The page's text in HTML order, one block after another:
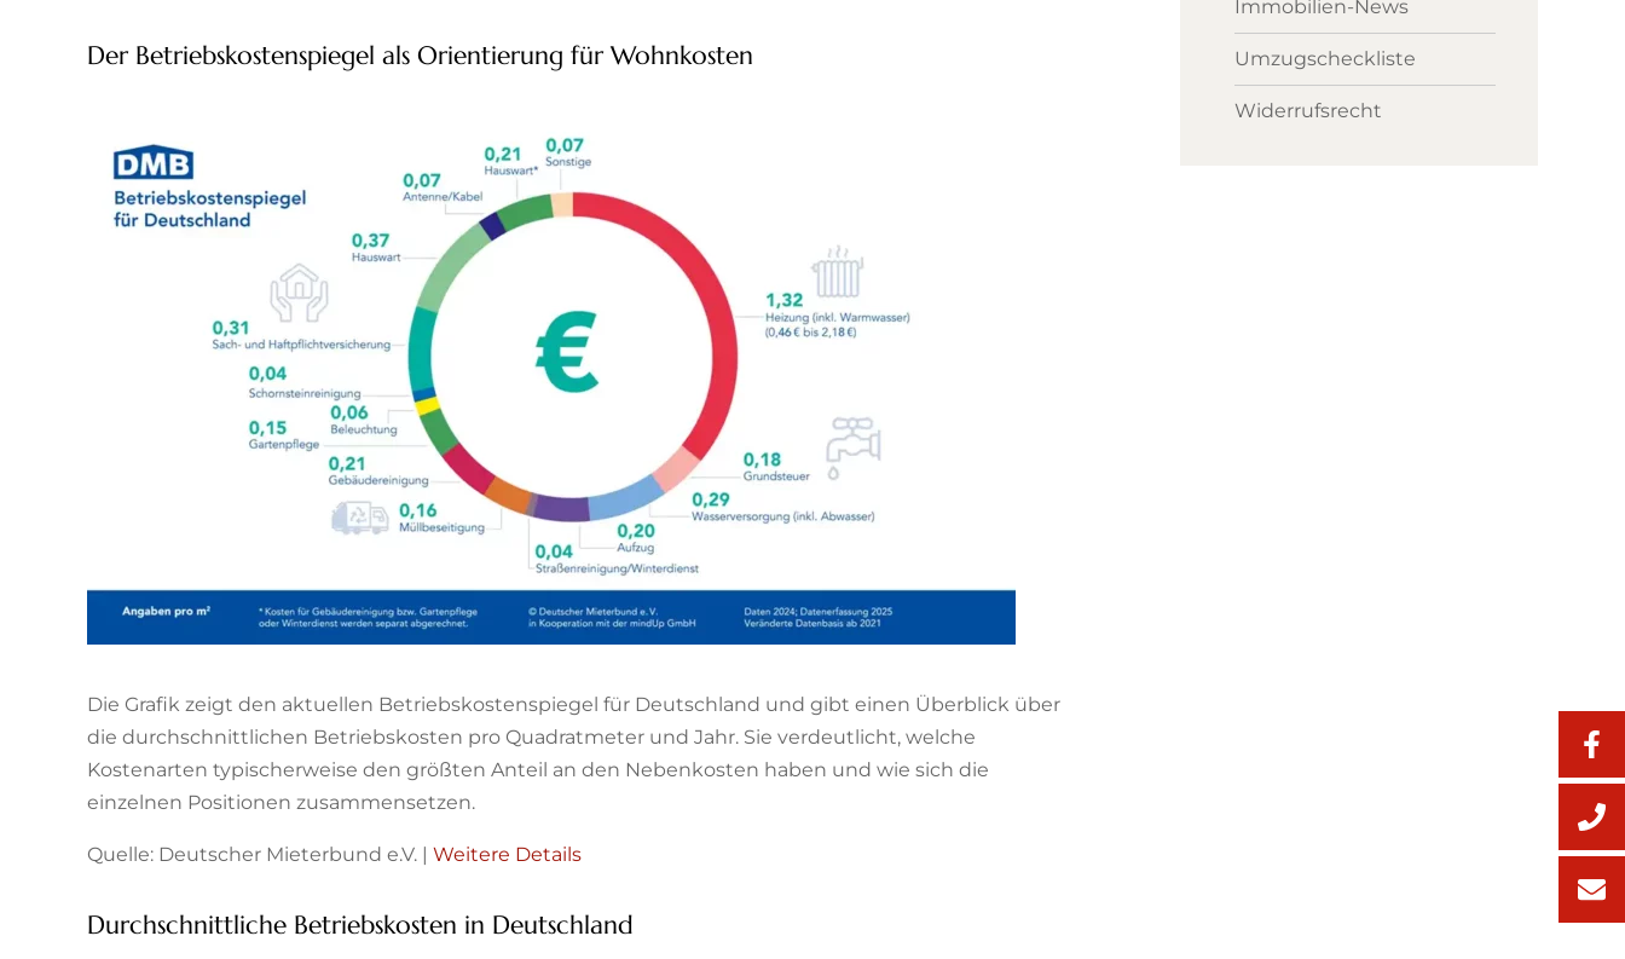
Der Betriebskostenspiegel als Orientierung für Wohnkosten
Die Grafik zeigt den aktuellen Betriebskostenspiegel für Deutschland und gibt einen Überblick über
die durchschnittlichen Betriebskosten pro Quadratmeter und Jahr. Sie verdeutlicht, welche
Kostenarten typischerweise den größten Anteil an den Nebenkosten haben und wie sich die
einzelnen Positionen zusammensetzen.
Quelle: Deutscher Mieterbund e.V. | Weitere Details
Durchschnittliche Betriebskosten in Deutschland
Immobilien-News
Umzugscheckliste
Widerrufsrecht